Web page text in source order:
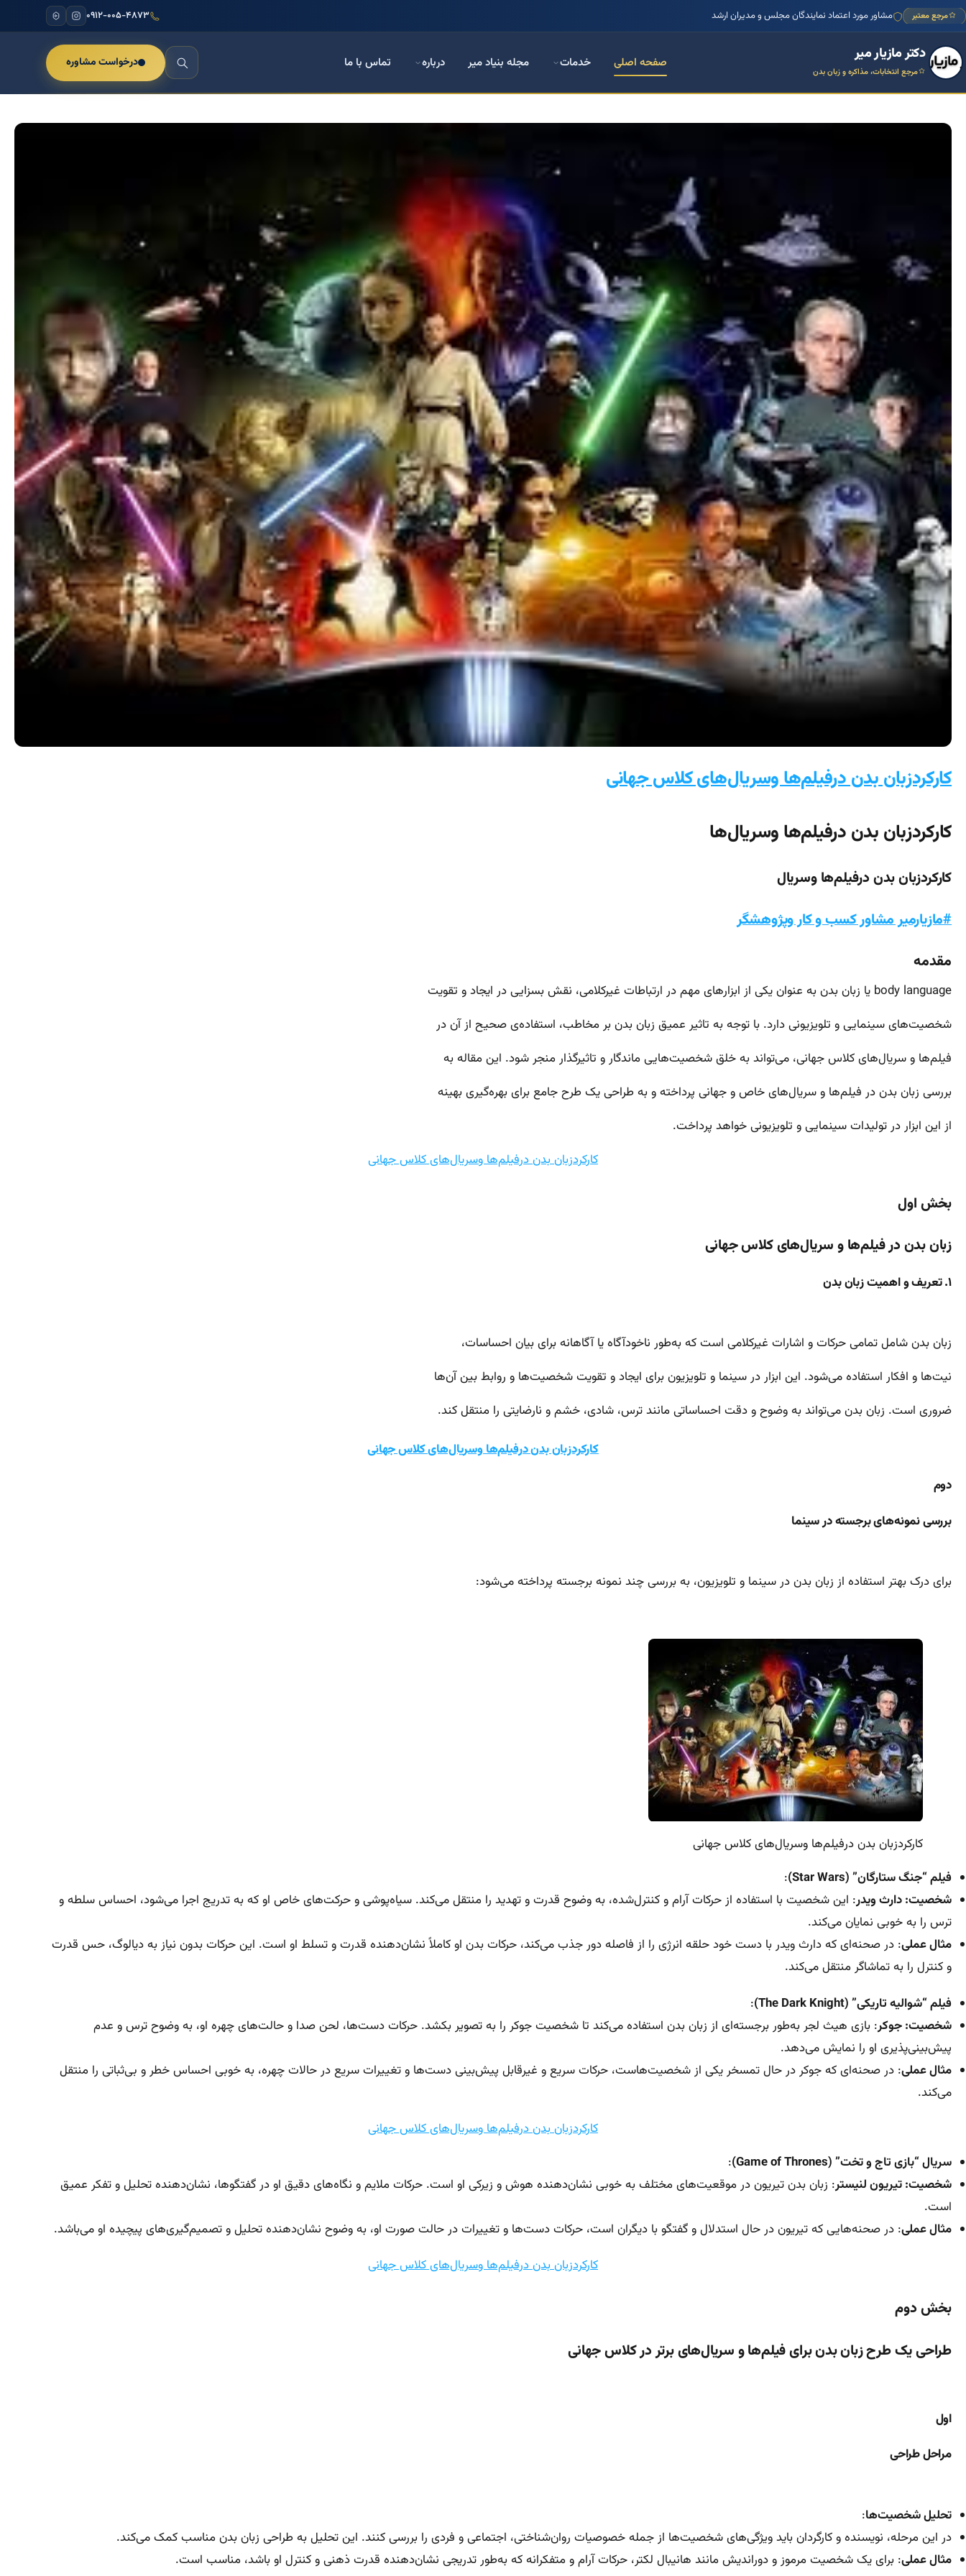
مرجع معتبر مشاور مورد اعتماد نمایندگان مجلس و مدیران ارشد ۰۹۱۲-۰۰۵-۴۸۷۳
دکتر مازیار میر
مرجع انتخابات، مذاکره و زبان بدن
صفحه اصلی خدمات مجله بنیاد میر درباره تماس با ما درخواست مشاوره
کارکردزبان بدن درفیلم‌ها وسریال‌های کلاس جهانی
کارکردزبان بدن درفیلم‌ها وسریال‌ها
کارکردزبان بدن درفیلم‌ها وسریال‌
#مازیارمیر مشاور کسب و کار وپژوهشگر
مقدمه
body language یا زبان بدن به عنوان یکی از ابزارهای مهم در ارتباطات غیرکلامی، نقش بسزایی در ایجاد و تقویت
شخصیت‌های سینمایی و تلویزیونی دارد. با توجه به تاثیر عمیق زبان بدن بر مخاطب، استفاده‌ی صحیح از آن در
فیلم‌ها و سریال‌های کلاس جهانی، می‌تواند به خلق شخصیت‌هایی ماندگار و تاثیرگذار منجر شود. این مقاله به
بررسی زبان بدن در فیلم‌ها و سریال‌های خاص و جهانی پرداخته و به طراحی یک طرح جامع برای بهره‌گیری بهینه
از این ابزار در تولیدات سینمایی و تلویزیونی خواهد پرداخت.
کارکردزبان بدن درفیلم‌ها وسریال‌های کلاس جهانی
بخش اول
زبان بدن در فیلم‌ها و سریال‌های کلاس جهانی
۱. تعریف و اهمیت زبان بدن
زبان بدن شامل تمامی حرکات و اشارات غیرکلامی است که به‌طور ناخودآگاه یا آگاهانه برای بیان احساسات،
نیت‌ها و افکار استفاده می‌شود. این ابزار در سینما و تلویزیون برای ایجاد و تقویت شخصیت‌ها و روابط بین آن‌ها
ضروری است. زبان بدن می‌تواند به وضوح و دقت احساساتی مانند ترس، شادی، خشم و نارضایتی را منتقل کند.
کارکردزبان بدن درفیلم‌ها وسریال‌های کلاس جهانی
دوم
بررسی نمونه‌های برجسته در سینما
برای درک بهتر استفاده از زبان بدن در سینما و تلویزیون، به بررسی چند نمونه برجسته پرداخته می‌شود:
کارکردزبان بدن درفیلم‌ها وسریال‌های کلاس جهانی
فیلم “جنگ ستارگان” (Star Wars)
:
شخصیت: دارث ویدر: این شخصیت با استفاده از حرکات آرام و کنترل‌شده، به وضوح قدرت و تهدید را منتقل می‌کند. سیاه‌پوشی و حرکت‌های خاص او که به تدریج اجرا می‌شود، احساس سلطه و
ترس را به خوبی نمایان می‌کند.
مثال عملی: در صحنه‌ای که دارث ویدر با دست خود حلقه انرژی را از فاصله دور جذب می‌کند، حرکات بدن او کاملاً نشان‌دهنده قدرت و تسلط او است. این حرکات بدون نیاز به دیالوگ، حس قدرت
و کنترل را به تماشاگر منتقل می‌کند.
فیلم “شوالیه تاریکی” (The Dark Knight)
:
شخصیت: جوکر: بازی هیث لجر به‌طور برجسته‌ای از زبان بدن استفاده می‌کند تا شخصیت جوکر را به تصویر بکشد. حرکات دست‌ها، لحن صدا و حالت‌های چهره او، به وضوح ترس و عدم
پیش‌بینی‌پذیری او را نمایش می‌دهد.
مثال عملی: در صحنه‌ای که جوکر در حال تمسخر یکی از شخصیت‌هاست، حرکات سریع و غیرقابل پیش‌بینی دست‌ها و تغییرات سریع در حالات چهره، به خوبی احساس خطر و بی‌ثباتی را منتقل
می‌کند.
کارکردزبان بدن درفیلم‌ها وسریال‌های کلاس جهانی
سریال “بازی تاج و تخت” (Game of Thrones)
:
شخصیت: تیریون لنیستر: زبان بدن تیریون در موقعیت‌های مختلف به خوبی نشان‌دهنده هوش و زیرکی او است. حرکات ملایم و نگاه‌های دقیق او در گفتگوها، نشان‌دهنده تحلیل و تفکر عمیق
است.
مثال عملی: در صحنه‌هایی که تیریون در حال استدلال و گفتگو با دیگران است، حرکات دست‌ها و تغییرات در حالت صورت او، به وضوح نشان‌دهنده تحلیل و تصمیم‌گیری‌های پیچیده او می‌باشد.
کارکردزبان بدن درفیلم‌ها وسریال‌های کلاس جهانی
بخش دوم
طراحی یک طرح زبان بدن برای فیلم‌ها و سریال‌های برتر در کلاس جهانی
اول
مراحل طراحی
تحلیل شخصیت‌ها:
در این مرحله، نویسنده و کارگردان باید ویژگی‌های شخصیت‌ها از جمله خصوصیات روان‌شناختی، اجتماعی و فردی را بررسی کنند. این تحلیل به طراحی زبان بدن مناسب کمک می‌کند.
مثال عملی: برای یک شخصیت مرموز و دوراندیش مانند هانیبال لکتر، حرکات آرام و متفکرانه که به‌طور تدریجی نشان‌دهنده قدرت ذهنی و کنترل او باشد، مناسب است.